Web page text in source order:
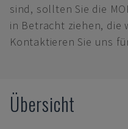
sind, sollten Sie die
in Betracht ziehen, die
Kontaktieren Sie uns
Übersicht